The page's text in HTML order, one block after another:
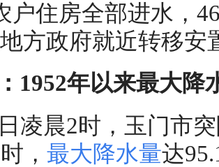
户住房全部进水，
方政府就近转移安
1952年以来最大降
凌晨2时，玉门市
， 最大降水量达